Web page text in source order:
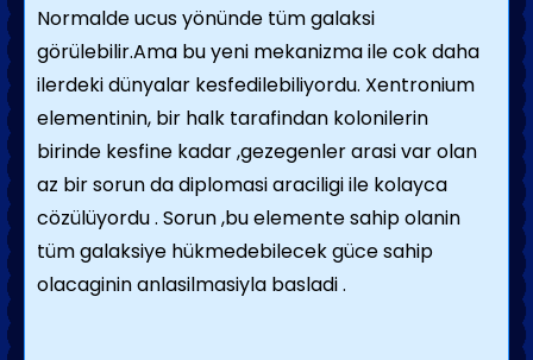
Normalde ucus yönünde tüm galaksi
görülebilir.Ama bu yeni mekanizma ile cok daha
ilerdeki dünyalar kesfedilebiliyordu. Xentronium
elementinin, bir halk tarafindan kolonilerin
birinde kesfine kadar ,gezegenler arasi var olan
az bir sorun da diplomasi araciligi ile kolayca
cözülüyordu . Sorun ,bu elemente sahip olanin
tüm galaksiye hükmedebilecek güce sahip
olacaginin anlasilmasiyla basladi .